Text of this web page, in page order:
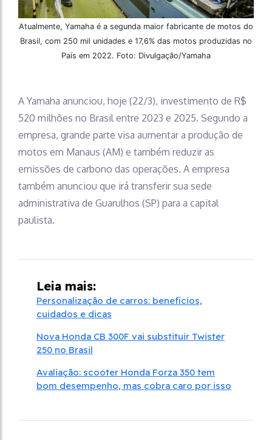
Atualmente, Yamaha é a segunda maior fabricante de motos do
Brasil, com 250 mil unidades e 17,6% das motos produzidas no
País em 2022. Foto: Divulgação/Yamaha
A Yamaha anunciou, hoje (22/3), investimento de R$
520 milhões no Brasil entre 2023 e 2025. Segundo a
empresa, grande parte visa aumentar a produção de
motos em Manaus (AM) e também reduzir as
emissões de carbono das operações. A empresa
também anunciou que irá transferir sua sede
administrativa de Guarulhos (SP) para a capital
paulista.
Leia mais:
Personalização de carros: benefícios,
cuidados e dicas
Nova Honda CB 300F vai substituir Twister
250 no Brasil
Avaliação: scooter Honda Forza 350 tem
bom desempenho, mas cobra caro por isso